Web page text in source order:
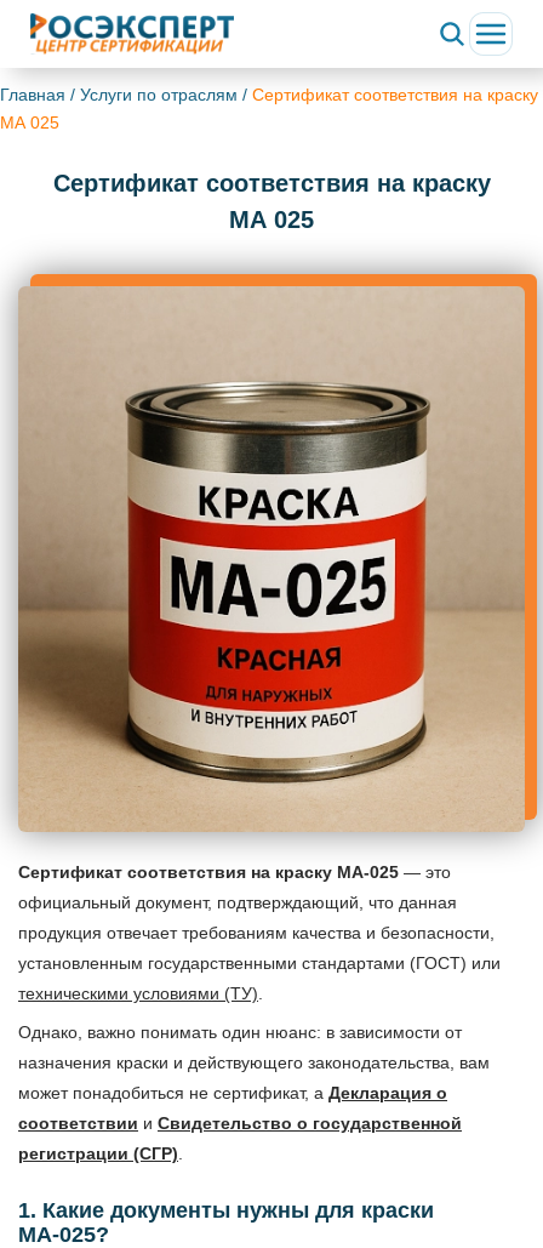
Главная / Услуги по отраслям / Сертификат соответствия на краску
МА 025
Сертификат соответствия на краску
МА 025
Сертификат соответствия на краску МА-025 — это
официальный документ, подтверждающий, что данная
продукция отвечает требованиям качества и безопасности,
установленным государственными стандартами (ГОСТ) или
техническими условиями (ТУ)
Однако, важно понимать один нюанс: в зависимости от
назначения краски и действующего законодательства, вам
может понадобиться не сертификат, а Декларация о
соответствии и Свидетельство о государственной
регистрации (СГР)
1. Какие документы нужны для краски
МА-025?